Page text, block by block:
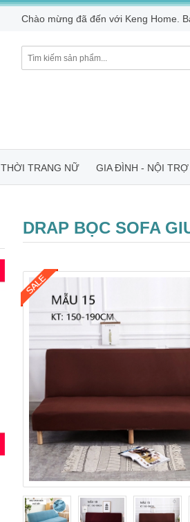
Chào mừng đã đến với Keng Home.
THỜI TRANG NỮ GIA ĐÌNH - NỘI TRỢ
DRAP BỌC SOFA